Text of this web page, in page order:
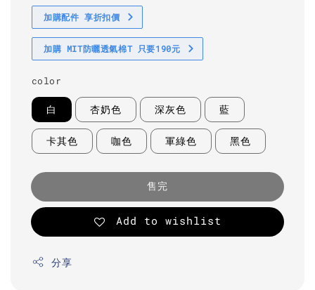
加購配件 享折扣價
加購 MIT防曬透氣棉T 只要190元
color
白 杏奶色 深灰色 藍
卡其色 咖色 軍綠色 黑色
售完
Add to wishlist
分享